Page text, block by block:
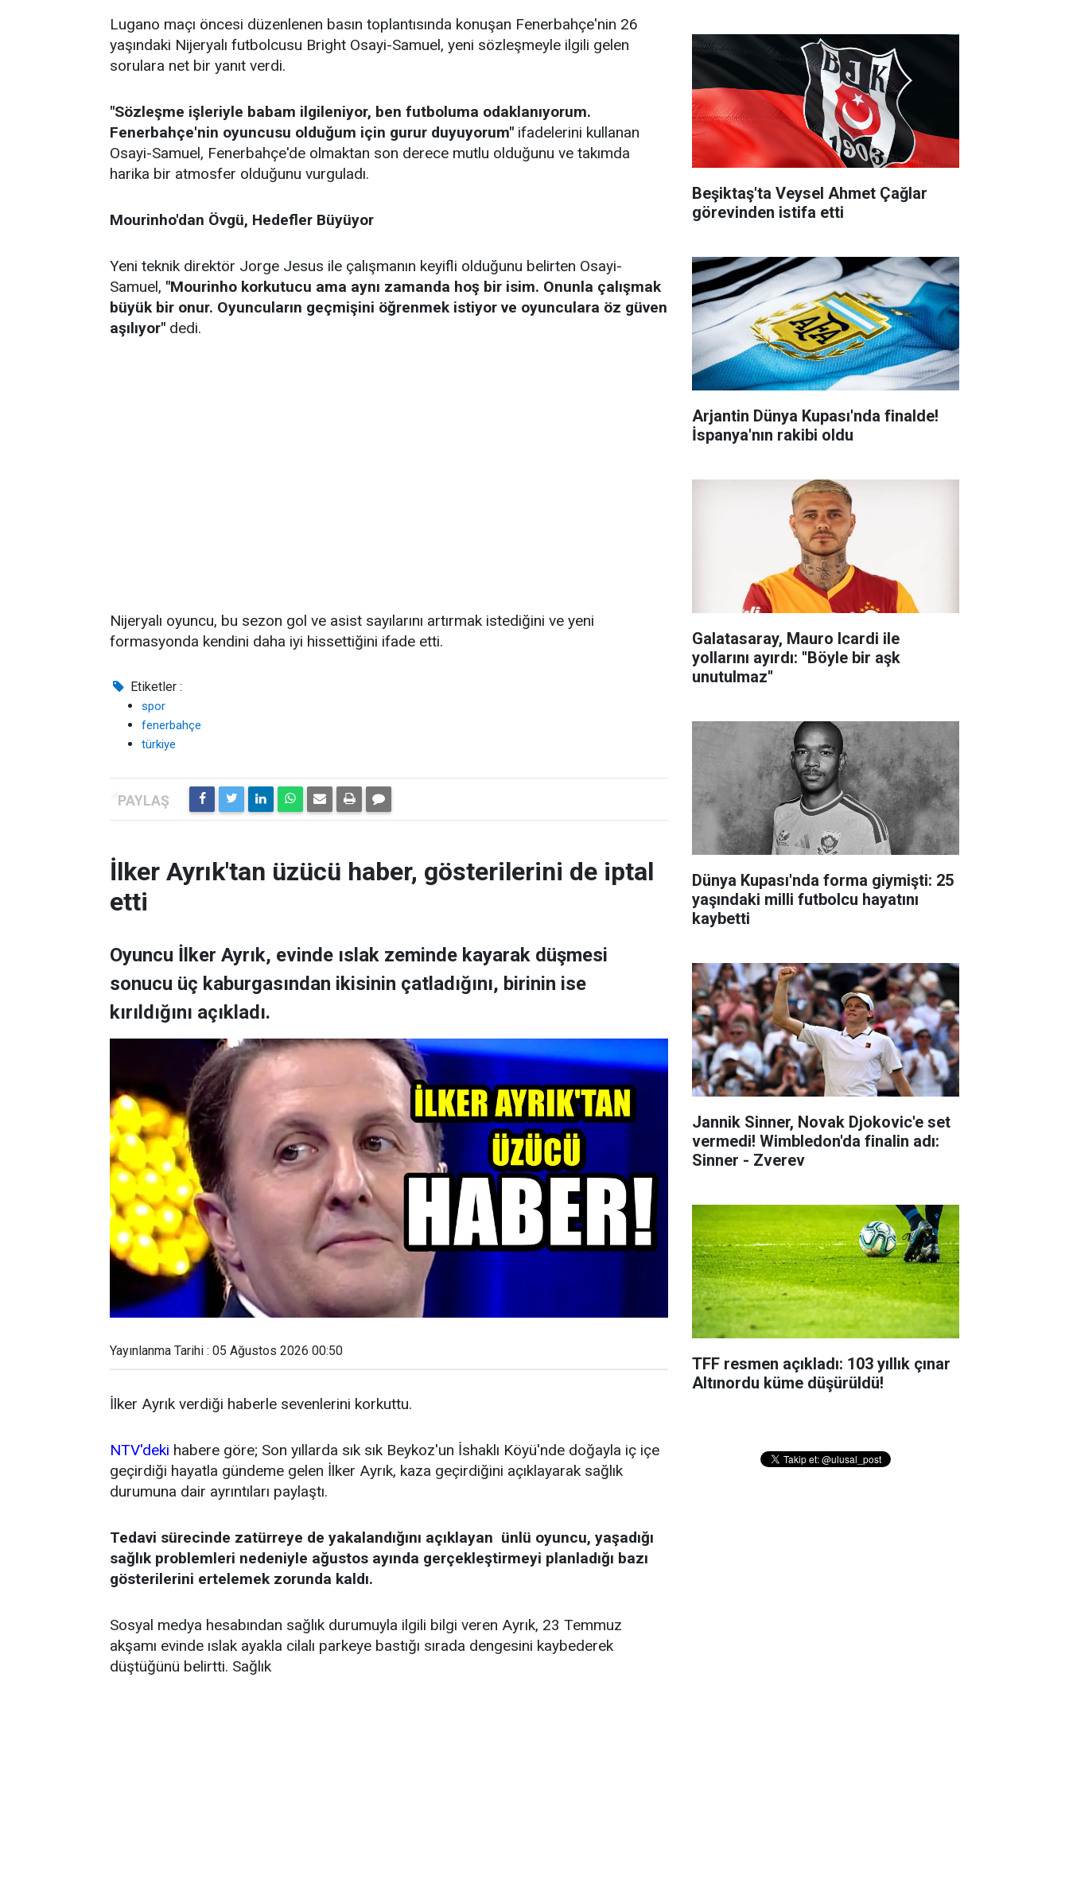
Lugano maçı öncesi düzenlenen basın toplantısında konuşan Fenerbahçe'nin 26
yaşındaki Nijeryalı futbolcusu Bright Osayi-Samuel, yeni sözleşmeyle ilgili gelen
sorulara net bir yanıt verdi.
"Sözleşme işleriyle babam ilgileniyor, ben futboluma odaklanıyorum.
Fenerbahçe'nin oyuncusu olduğum için gurur duyuyorum" ifadelerini kullanan
Osayi-Samuel, Fenerbahçe'de olmaktan son derece mutlu olduğunu ve takımda
harika bir atmosfer olduğunu vurguladı.
Mourinho'dan Övgü, Hedefler Büyüyor
Yeni teknik direktör Jorge Jesus ile çalışmanın keyifli olduğunu belirten Osayi-
Samuel, "Mourinho korkutucu ama aynı zamanda hoş bir isim. Onunla çalışmak
büyük bir onur. Oyuncuların geçmişini öğrenmek istiyor ve oyunculara öz güven
aşılıyor" dedi.
Nijeryalı oyuncu, bu sezon gol ve asist sayılarını artırmak istediğini ve yeni
formasyonda kendini daha iyi hissettiğini ifade etti.
Etiketler :
spor
fenerbahçe
türkiye
İlker Ayrık'tan üzücü haber, gösterilerini de iptal
etti
Oyuncu İlker Ayrık, evinde ıslak zeminde kayarak düşmesi
sonucu üç kaburgasından ikisinin çatladığını, birinin ise
kırıldığını açıkladı.
Yayınlanma Tarihi : 05 Ağustos 2026 00:50
İlker Ayrık verdiği haberle sevenlerini korkuttu.
NTV'deki habere göre; Son yıllarda sık sık Beykoz'un İshaklı Köyü'nde doğayla iç içe
geçirdiği hayatla gündeme gelen İlker Ayrık, kaza geçirdiğini açıklayarak sağlık
durumuna dair ayrıntıları paylaştı.
Tedavi sürecinde zatürreye de yakalandığını açıklayan ünlü oyuncu, yaşadığı
sağlık problemleri nedeniyle ağustos ayında gerçekleştirmeyi planladığı bazı
gösterilerini ertelemek zorunda kaldı.
Sosyal medya hesabından sağlık durumuyla ilgili bilgi veren Ayrık, 23 Temmuz
akşamı evinde ıslak ayakla cilalı parkeye bastığı sırada dengesini kaybederek
düştüğünü belirtti. Sağlık
Beşiktaş'ta Veysel Ahmet Çağlar
görevinden istifa etti
Arjantin Dünya Kupası'nda finalde!
İspanya'nın rakibi oldu
Galatasaray, Mauro Icardi ile
yollarını ayırdı: ''Böyle bir aşk
unutulmaz''
Dünya Kupası'nda forma giymişti: 25
yaşındaki milli futbolcu hayatını
kaybetti
Jannik Sinner, Novak Djokovic'e set
vermedi! Wimbledon'da finalin adı:
Sinner - Zverev
TFF resmen açıkladı: 103 yıllık çınar
Altınordu küme düşürüldü!